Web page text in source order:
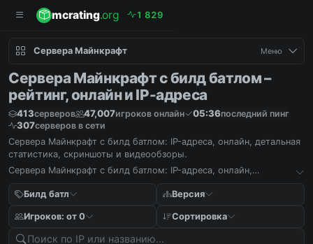
mcrating.org 1 829
Сервера Майнкрафт Меню
Сервера Майнкрафт с билд батлом –
рейтинг, онлайн и IP-адреса
413серверов 47,007игроков онлайн 05:36последний пинг
307серверов в сети
Сервера Майнкрафт с билд батлом: IP-адреса, онлайн, детальная
статистика, скриншоты и видеообзоры.
Сервера Майнкрафт с билд батлом: IP-адреса, онлайн,
Билд батл
Версия
Игроков: от 0 Сортировка